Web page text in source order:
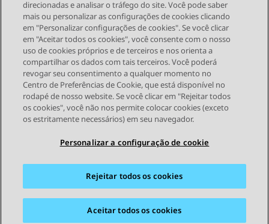
Send Feedback
Topic navigation
Tópico anterior Próximo tópico
STAY CONNECTED
Mapa do site Termos de Uso
Privacidade
Marcas registradas
direcionadas e analisar o tráfego do site. Você pode saber
mais ou personalizar as configurações de cookies clicando
em "Personalizar configurações de cookies". Se você clicar
em "Aceitar todos os cookies", você consente com o nosso
uso de cookies próprios e de terceiros e nos orienta a
compartilhar os dados com tais terceiros. Você poderá
revogar seu consentimento a qualquer momento no
Centro de Preferências de Cookie, que está disponível no
rodapé de nosso website. Se você clicar em "Rejeitar todos
os cookies", você não nos permite colocar cookies (exceto
os estritamente necessários) em seu navegador.
Personalizar a configuração de cookie
Rejeitar todos os cookies
Aceitar todos os cookies